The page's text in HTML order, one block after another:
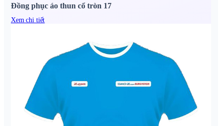
Đồng phục áo thun cổ tròn 17
Xem chi tiết